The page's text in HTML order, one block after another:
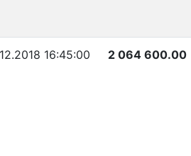
16:45:00 2 064 600.00